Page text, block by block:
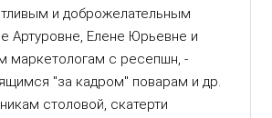
и доброжелательным
Артуровне, Елене Юрьевне и
маркетологам с ресепшн, -
"за кадром" поварам и др.
столовой, скатерти